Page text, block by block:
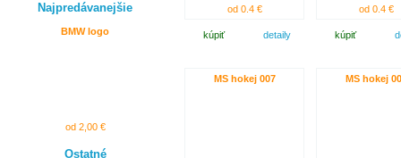
Najpredávanejšie
BMW logo
od 2,00 €
Ostatné
od 0.4 €
kúpiť detaily
od 0.4 €
kúpiť
MS hokej 007 MS hokej